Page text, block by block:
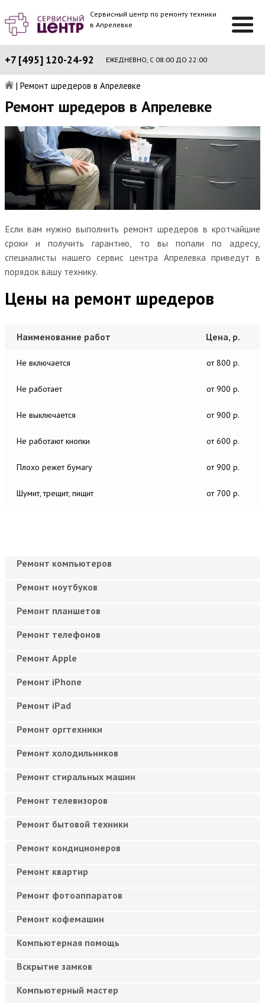
Сервисный центр по ремонту техники
в Апрелевке
+7 [495] 120-24-92 ЕЖЕДНЕВНО, С 08:00 ДО 22:00
| Ремонт шредеров в Апрелевке
Ремонт шредеров в Апрелевке
Если вам нужно выполнить ремонт шредеров в кротчайшие
сроки и получить гарантию, то вы попали по адресу,
специалисты нашего сервис центра Апрелевка приведут в
порядок вашу технику.
Цены на ремонт шредеров
Наименование работ Цена, р.
Не включается от 800 р.
Не работает от 900 р.
Не выключается от 900 р.
Не работают кнопки от 600 р.
Плохо режет бумагу от 900 р.
Шумит, трещит, пищит от 700 р.
Ремонт компьютеров
Ремонт ноутбуков
Ремонт планшетов
Ремонт телефонов
Ремонт Apple
Ремонт iPhone
Ремонт iPad
Ремонт оргтехники
Ремонт холодильников
Ремонт стиральных машин
Ремонт телевизоров
Ремонт бытовой техники
Ремонт кондиционеров
Ремонт квартир
Ремонт фотоаппаратов
Ремонт кофемашин
Компьютерная помощь
Вскрытие замков
Компьютерный мастер